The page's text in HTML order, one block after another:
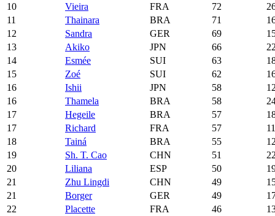
10
Vieira FRA 72
11
Thainara BRA 71
12
Sandra GER 69
13
Akiko JPN 66
14
Esmée SUI 63
15
Zoé SUI 62
16
Ishii JPN 58
16
Thamela BRA 58
17
Hegeile BRA 57
17
Richard FRA 57
11
18
Tainá BRA 55
19
Sh. T. Cao CHN 51
20
Liliana ESP 50
21
Zhu Lingdi CHN 49
21
Borger GER 49
22
Placette FRA 46